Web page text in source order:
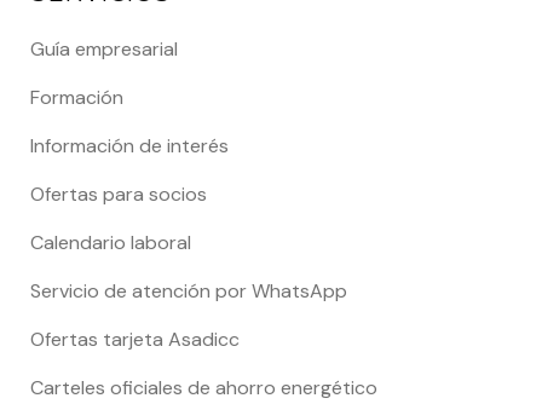
Guía empresarial
Formación
Información de interés
Ofertas para socios
Calendario laboral
Servicio de atención por WhatsApp
Ofertas tarjeta Asadicc
Carteles oficiales de ahorro energético